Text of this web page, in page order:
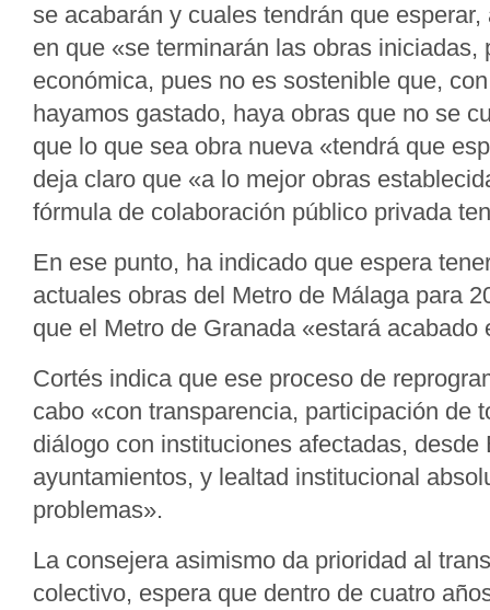
se acabarán y cuales tendrán que
en que «se terminarán las obras iniciadas,
económica, pues no es sostenible que,
hayamos gastado, haya obras que no se
que lo que sea obra nueva «tendrá que
deja claro que «a lo mejor obras
fórmula de colaboración público privada
En ese punto, ha indicado que espera
actuales obras del Metro de Málaga para
que el Metro de Granada «estará acabado
Cortés indica que ese proceso de
cabo «con transparencia, participación de
diálogo con instituciones afectadas, desde
ayuntamientos, y lealtad institucional
problemas».
La consejera asimismo da prioridad al
colectivo, espera que dentro de cuatro